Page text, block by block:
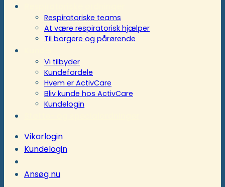
Respiratoriske teams
At være respiratorisk hjælper
Til borgere og pårørende
Vi tilbyder
Kundefordele
Hvem er ActivCare
Bliv kunde hos ActivCare
Kundelogin
Vikarlogin
Kundelogin
Ansøg nu